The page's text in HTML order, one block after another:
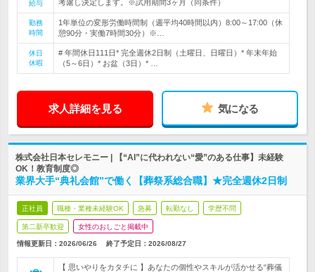
給与
考慮し決定します。※試用期間3ヶ月（同条件）
勤務
時間
1年単位の変形労働時間制（週平均40時間以内）8:00～17:00（休
憩90分・実働7時間30分）※…
休日
休暇
# 年間休日111日* 完全週休2日制（土曜日、日曜日）* 年末年始
（5～6日）* お盆（3日）* …
求人詳細を見る 気になる
株式会社日本セレモニー | 【“AI”に代われない“愛”のある仕事】未経験
OK！教育制度◎
業界大手“典礼会館”で働く【葬祭系総合職】★完全週休2日制
正社員 職種・業種未経験OK 急募 転勤なし 学歴不問
第二新卒歓迎 女性のおしごと掲載中
情報更新日：2026/06/26 終了予定日： 2026/08/27
【 思いやりをカタチに 】あなたの個性やスキルが活かせる“葬儀